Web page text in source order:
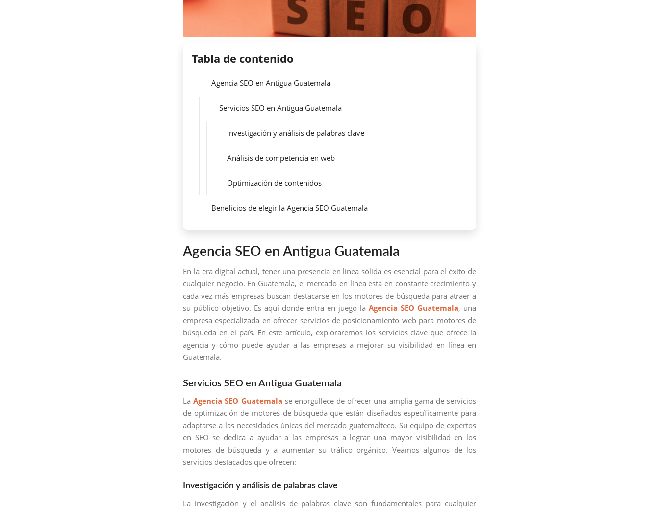
Tabla de contenido
Agencia SEO en Antigua Guatemala
Servicios SEO en Antigua Guatemala
Investigación y análisis de palabras clave
Análisis de competencia en web
Optimización de contenidos
Beneficios de elegir la Agencia SEO Guatemala
Agencia SEO en Antigua Guatemala
En la era digital actual, tener una presencia en línea sólida es esencial para el éxito de
cualquier negocio. En Guatemala, el mercado en línea está en constante crecimiento y
cada vez más empresas buscan destacarse en los motores de búsqueda para atraer a
su público objetivo. Es aquí donde entra en juego la Agencia SEO Guatemala, una
empresa especializada en ofrecer servicios de posicionamiento web para motores de
búsqueda en el país. En este artículo, exploraremos los servicios clave que ofrece la
agencia y cómo puede ayudar a las empresas a mejorar su visibilidad en línea en
Guatemala.
Servicios SEO en Antigua Guatemala
LaAgencia SEO Guatemala se enorgullece de ofrecer una amplia gama de servicios
de optimización de motores de búsqueda que están diseñados específicamente para
adaptarse a las necesidades únicas del mercado guatemalteco. Su equipo de expertos
en SEO se dedica a ayudar a las empresas a lograr una mayor visibilidad en los
motores de búsqueda y a aumentar su tráfico orgánico. Veamos algunos de los
servicios destacados que ofrecen:
Investigación y análisis de palabras clave
La investigación y el análisis de palabras clave son fundamentales para cualquier